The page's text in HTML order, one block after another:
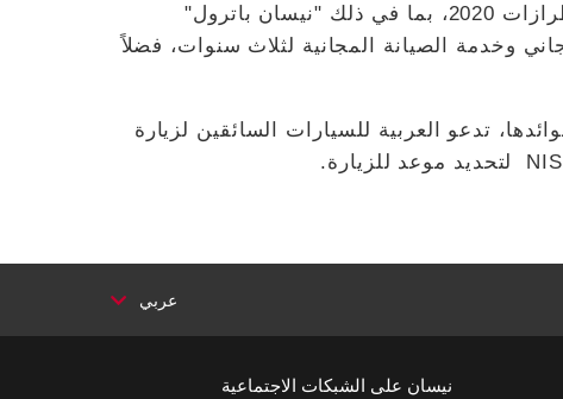
سنوات، إلى جانب التسجيل المجاني، وخطة الضمان لخمس سنوات. ويسري هذا العرض على جميع طرازات 2020، بما في ذلك "نيسان باترول"
وخدمة الصيانة المجانية لثلاث سنوات، فضلاً
تدعو العربية للسيارات السائقين لزيارة
عربي
نيسان على الشبكات الاجتماعية